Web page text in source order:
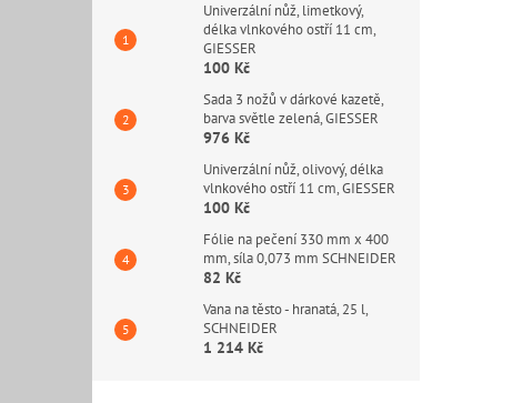
Univerzální nůž, limetkový,
délka vlnkového ostří 11 cm,
GIESSER
100 Kč
Sada 3 nožů v dárkové kazetě,
barva světle zelená, GIESSER
976 Kč
Univerzální nůž, olivový, délka
vlnkového ostří 11 cm, GIESSER
100 Kč
Fólie na pečení 330 mm x 400
mm, síla 0,073 mm SCHNEIDER
82 Kč
Vana na těsto - hranatá, 25 l,
SCHNEIDER
1 214 Kč